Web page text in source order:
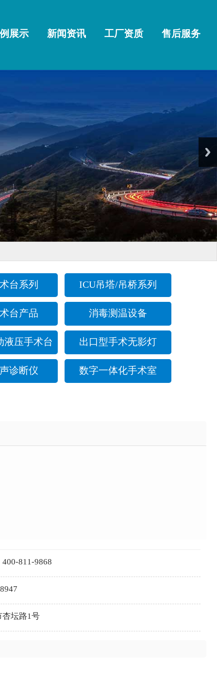
展示 新闻资讯 工厂资质 售后服务
台系列 ICU吊塔/吊桥系列
台产品 消毒测温设备
液压手术台 出口型手术无影灯
诊断仪 数字一体化手术室
811-9868
坛路1号